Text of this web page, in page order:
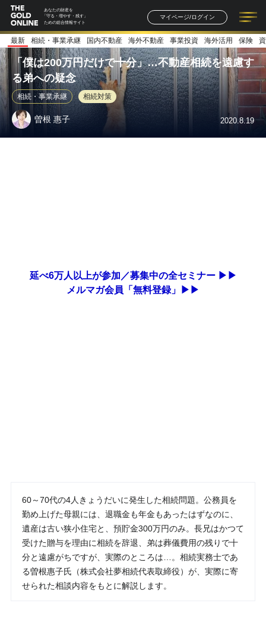
あなたの財産を
「守る・増やす・残す」
ための総合情報サイト
マイページ/ログイン
記事一覧 連載一覧
著者一覧 書籍一覧
最新 相続・事業承継 国内不動産 海外不動産 事業投資 海外活用 保険
「僕は200万円だけで十分」…不動産相続を遠慮す
る弟への疑念
相続・事業承継 相続対策
曽根 惠子 2020.8.19
延べ6万人以上が参加／募集中の全セミナー ▶▶
メルマガ会員「無料登録」▶▶
60～70代の4人きょうだいに発生した相続問題。公務員を
勤め上げた母親には、退職金も年金もあったはずなのに、
遺産は古い狭小住宅と、預貯金300万円のみ。長兄はかつて
受けた贈与を理由に相続を辞退、弟は葬儀費用の残りで十
分と遠慮がちですが、実際のところは…。相続実務士であ
る曽根惠子氏（株式会社夢相続代表取締役）が、実際に寄
せられた相談内容をもとに解説します。